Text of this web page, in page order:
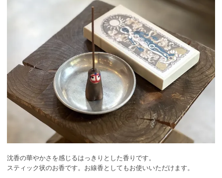
沈香の華やかさを感じるはっきりとした香りです。
スティック状のお香です。お線香としてもお使いいただけます。